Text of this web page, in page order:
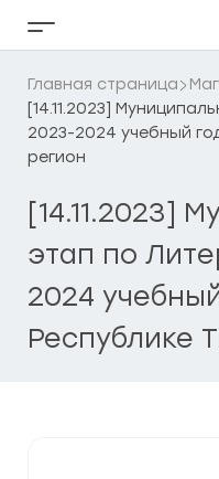
Кнопка
бокового
меню
Главная страница
[14.11.2023]
2023-2024 учебный
регион
[14.11.2023]
этап по
2024
Республике